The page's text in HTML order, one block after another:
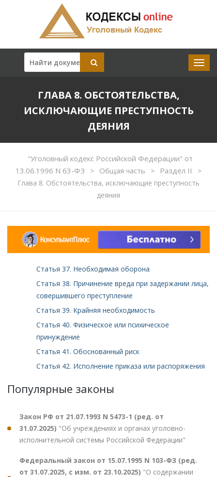
ГЛАВА 8. ОБСТОЯТЕЛЬСТВА,
ИСКЛЮЧАЮЩИЕ ПРЕСТУПНОСТЬ
ДЕЯНИЯ
"Уголовный кодекс Российской Федерации" от
13.06.1996 N 63-ФЗ
> Общая часть > Раздел II
>
Глава 8. Обстоятельства, исключающие преступность
деяния
Статья 37. Необходимая оборона
Статья 38. Причинение вреда при задержании лица,
совершившего преступление
Статья 39. Крайняя необходимость
Статья 40. Физическое или психическое
принуждение
Статья 41. Обоснованный риск
Статья 42. Исполнение приказа или распоряжения
Популярные законы
Закон РФ от 21.07.1993 N 5473-1 (ред. от
31.07.2025) "Об учреждениях и органах уголовно-
исполнительной системы Российской Федерации"
Федеральный закон от 15.07.1995 N 103-ФЗ (ред.
от 31.07.2025, с изм. от 23.10.2025) "О содержании